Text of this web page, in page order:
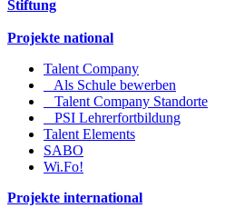
Stiftung
Projekte national
Talent Company
Als Schule bewerben
Talent Company Standorte
PSI Lehrerfortbildung
Talent Elements
SABO
Wi.Fo!
Projekte international